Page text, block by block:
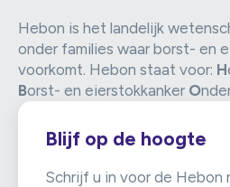
Hebon is het landelijk
onder families waar borst- en
voorkomt. Hebon staat voor: H
Borst- en eierstokkanker O
Blijf op de hoogte
Schrijf u in voor de Hebon